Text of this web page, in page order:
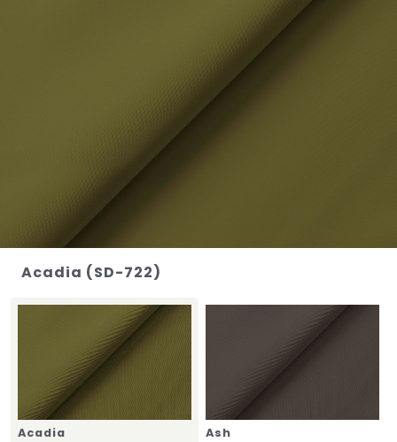
Acadia (SD-722)
Acadia
Ash